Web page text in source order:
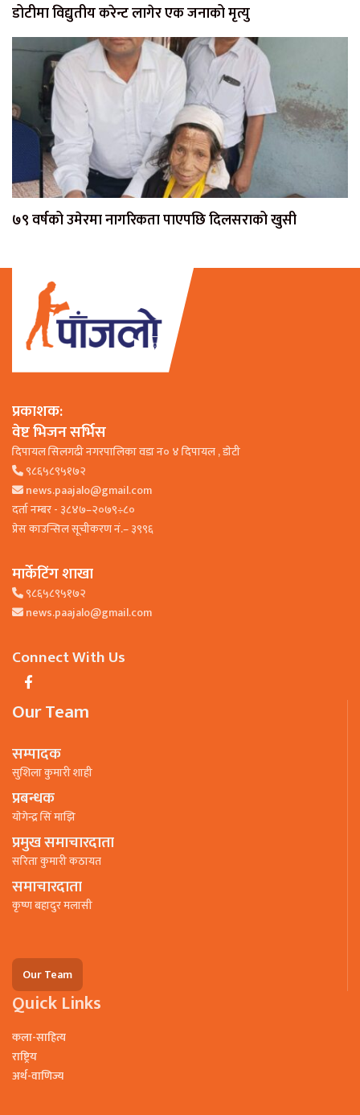
डोटीमा विद्युतीय करेन्ट लागेर एक जनाको मृत्यु
७९ वर्षको उमेरमा नागरिकता पाएपछि दिलसराको खुसी
प्रकाशक:
वेष्ट भिजन सर्भिस
दिपायल सिलगढी नगरपालिका वडा न० ४ दिपायल , डाेटी
९८६५८९५१७२
news.paajalo@gmail.com
दर्ता नम्बर - ३८४७–२०७९÷८०
प्रेस काउन्सिल सूचीकरण नं.– ३९९६
मार्केटिंग शाखा
९८६५८९५१७२
news.paajalo@gmail.com
Connect With Us
Our Team
सम्पादक
सुशिला कुमारी शाही
प्रबन्धक
याेगेन्द्र सिं माझि
प्रमुख समाचारदाता
सरिता कुमारी कठायत
समाचारदाता
कृष्ण बहादुर मलासी
Our Team
Quick Links
कला-साहित्य
राष्ट्रिय
अर्थ-वाणिज्य